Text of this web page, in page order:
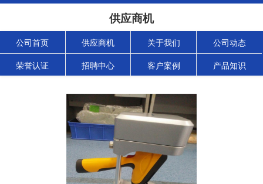
供应商机
公司首页 供应商机 关于我们 公司动态
荣誉认证 招聘中心 客户案例 产品知识